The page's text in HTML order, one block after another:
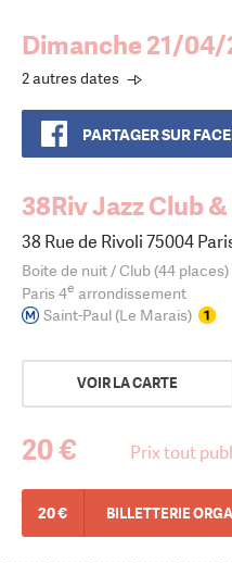
Dimanche 21/
2 autres dates
PARTAGER SUR
38Riv Jazz Club
38 Rue de Rivoli 75004
Boite de nuit / Club (44 places)
Paris 4e arrondissement
Saint-Paul (Le Marais)
VOIR LA CARTE
20 € Prix tout
20 € BILLETTERIE